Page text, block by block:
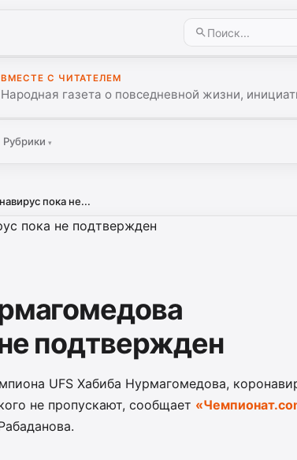
ВМЕСТЕ С ЧИТАТЕЛЕМ
Народная газета о повседневной жизни,
Рубрики▾
пока не...
подтвержден
UFS Хабиба Нурмагомедова,
не пропускают, сообщает